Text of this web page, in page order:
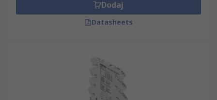
Dodaj
Datasheets